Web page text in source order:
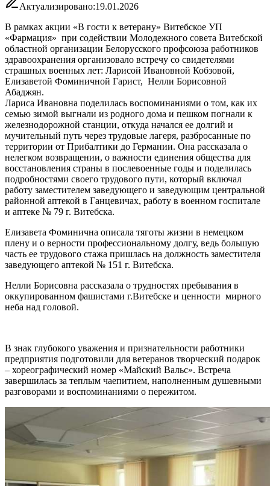
Актуализировано:19.01.2026
В рамках акции «В гости к ветерану» Витебское УП
«Фармация» при содействии Молодежного совета Витебской
областной организации Белорусского профсоюза работников
здравоохранения организовало встречу со свидетелями
страшных военных лет: Ларисой Ивановной Кобзовой,
Елизаветой Фоминичной Гарист, Нелли Борисовной
Абаджян.
Лариса Ивановна поделилась воспоминаниями о том, как их
семью зимой выгнали из родного дома и пешком погнали к
железнодорожной станции, откуда начался ее долгий и
мучительный путь через трудовые лагеря, разбросанные по
территории от Прибалтики до Германии. Она рассказала о
нелегком возвращении, о важности единения общества для
восстановления страны в послевоенные годы и поделилась
подробностями своего трудового пути, который включал
работу заместителем заведующего и заведующим центральной
районной аптекой в Ганцевичах, работу в военном госпитале
и аптеке № 79 г. Витебска.
Елизавета Фоминична описала тяготы жизни в немецком
плену и о верности профессиональному долгу, ведь большую
часть ее трудового стажа пришлась на должность заместителя
заведующего аптекой № 151 г. Витебска.
Нелли Борисовна рассказала о трудностях пребывания в
оккупированном фашистами г.Витебске и ценности мирного
неба над головой.
В знак глубокого уважения и признательности работники
предприятия подготовили для ветеранов творческий подарок
– хореографический номер «Майский Вальс». Встреча
завершилась за теплым чаепитием, наполненным душевными
разговорами и воспоминаниями о пережитом.